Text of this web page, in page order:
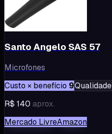
Santo Angelo SAS 57
Microfones
Custo × benefício 9Qualidade
R$ 140 aprox.
Mercado LivreAmazon